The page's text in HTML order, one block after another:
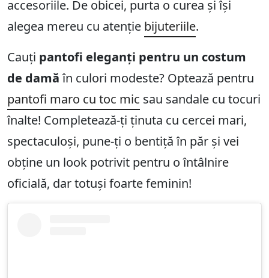
accesoriile. De obicei, purta o curea și își
alegea mereu cu atenție bijuteriile.
Cauți pantofi eleganți pentru un costum
de damăîn culori modeste? Optează pentru
pantofi maro cu toc mic sau sandale cu tocuri
înalte! Completează-ți ținuta cu cercei mari,
spectaculoși, pune-ți o bentiță în păr și vei
obține un look potrivit pentru o întâlnire
oficială, dar totuși foarte feminin!